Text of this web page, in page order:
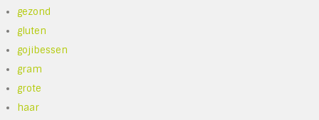
gezond
gluten
gojibessen
gram
grote
haar